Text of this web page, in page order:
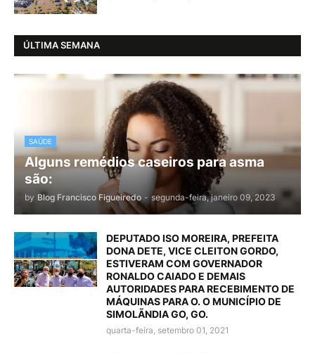
ÚLTIMA SEMANA
SAÚDE
Alguns remédios caseiros para asma
são:
by Blog Francisco Figueiredo - segunda-feira, janeiro 09, 2023
DEPUTADO ISO MOREIRA, PREFEITA
DONA DETE, VICE CLEITON GORDO,
ESTIVERAM COM GOVERNADOR
RONALDO CAIADO E DEMAIS
AUTORIDADES PARA RECEBIMENTO DE
MÁQUINAS PARA O. O MUNICÍPIO DE
SIMOLÃNDIA GO, GO.
quarta-feira, setembro 01, 2021